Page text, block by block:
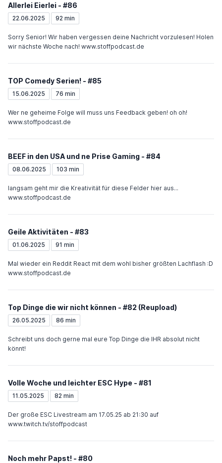
Allerlei Eierlei - #86
22.06.2025 92 min
Sorry Senior! Wir haben vergessen deine Nachricht vorzulesen! Holen
wir nächste Woche nach! www.stoffpodcast.de
TOP Comedy Serien! - #85
15.06.2025 76 min
Wer ne geheime Folge will muss uns Feedback geben! oh oh!
www.stoffpodcast.de
BEEF in den USA und ne Prise Gaming - #84
08.06.2025 103 min
langsam geht mir die Kreativität für diese Felder hier aus...
www.stoffpodcast.de
Geile Aktivitäten - #83
01.06.2025 91 min
Mal wieder ein Reddit React mit dem wohl bisher größten Lachflash :D
www.stoffpodcast.de
Top Dinge die wir nicht können - #82 (Reupload)
26.05.2025 86 min
Schreibt uns doch gerne mal eure Top Dinge die IHR absolut nicht
könnt!
Volle Woche und leichter ESC Hype - #81
11.05.2025 82 min
Der große ESC Livestream am 17.05.25 ab 21:30 auf
www.twitch.tv/stoffpodcast
Noch mehr Papst! - #80